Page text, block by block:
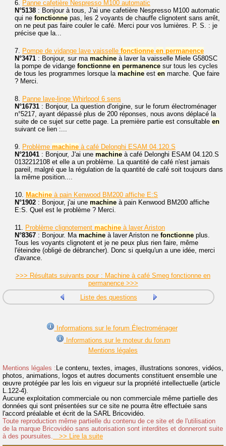
6. Panne cafetière Nespresso M100 automatic
N°5138 : Bonjour à tous, J'ai une cafetière Nespresso M100 automatic
qui ne fonctionne pas, les 2 voyants de chauffe clignotent sans arrêt,
on ne peut pas faire couler le café. Merci pour vos lumières. P. S. : je
précise que la...
7. Pompe de vidange lave vaisselle fonctionne en permanence
N°3471 : Bonjour, sur ma machine à laver la vaisselle Miele G580SC
la pompe de vidange fonctionne en permanence sur tous les cycles
de tous les programmes lorsque la machine est en marche. Que faire
? Merci.
8. Panne lave-linge Whirlpool 6 sens
N°16731 : Bonjour, La question d'origine, sur le forum électroménager
n°5217, ayant dépassé plus de 200 réponses, nous avons déplacé la
suite de ce sujet sur cette page. La première partie est consultable en
suivant ce lien :...
9. Problème machine à café Delonghi ESAM 04.120.S
N°21041 : Bonjour, J'ai une machine à café Delonghi ESAM 04.120.S
0132212108 et elle a un problème. La quantité de café n'est jamais
pareil, malgré que la régulation de la quantité de café soit toujours dans
la même position....
10. Machine à pain Kenwood BM200 affiche E:S
N°1902 : Bonjour, j'ai une machine à pain Kenwood BM200 affiche
E:S. Quel est le problème ? Merci.
11. Problème clignotement machine à laver Ariston
N°8367 : Bonjour. Ma machine à laver Ariston ne fonctionne plus.
Tous les voyants clignotent et je ne peux plus rien faire, même
l'éteindre (obligé de débrancher). Donc si quelqu'un a une idée, merci
d'avance.
>>> Résultats suivants pour : Machine à café Smeg fonctionne en
permanence >>>
Liste des questions
Informations sur le forum Électroménager
Informations sur le moteur du forum
Mentions légales
Mentions légales : Le contenu, textes, images, illustrations sonores, vidéos,
photos, animations, logos et autres documents constituent ensemble une
œuvre protégée par les lois en vigueur sur la propriété intellectuelle (article
L.122-4).
Aucune exploitation commerciale ou non commerciale même partielle des
données qui sont présentées sur ce site ne pourra être effectuée sans
l'accord préalable et écrit de la SARL Bricovidéo.
Toute reproduction même partielle du contenu de ce site et de l'utilisation
de la marque Bricovidéo sans autorisation sont interdites et donneront suite
à des poursuites. >> Lire la suite